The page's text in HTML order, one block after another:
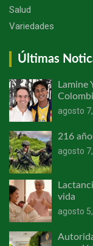
Salud
Variedades
Últimas
Lamine
agosto
216
agosto
vida
agosto